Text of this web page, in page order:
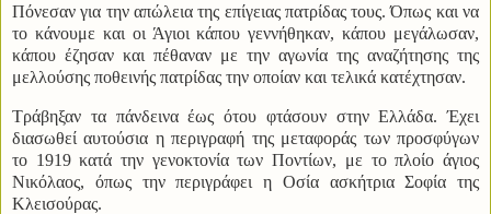
Πόνεσαν για την απώλεια της επίγειας πατρίδας τους. Όπως και να
το κάνουμε και οι Άγιοι κάπου γεννήθηκαν, κάπου μεγάλωσαν,
κάπου έζησαν και πέθαναν με την αγωνία της αναζήτησης της
μελλούσης ποθεινής πατρίδας την οποίαν και τελικά κατέχτησαν.
Τράβηξαν τα πάνδεινα έως ότου φτάσουν στην Ελλάδα. Έχει
διασωθεί αυτούσια η περιγραφή της μεταφοράς των προσφύγων
το 1919 κατά την γενοκτονία των Ποντίων, με το πλοίο άγιος
Νικόλαος, όπως την περιγράφει η Οσία ασκήτρια Σοφία της
Κλεισούρας.